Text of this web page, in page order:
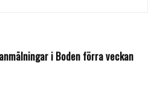
i Boden förra veckan